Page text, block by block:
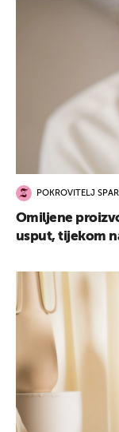
POKROVITELJ
Omiljene
usput, tijekom